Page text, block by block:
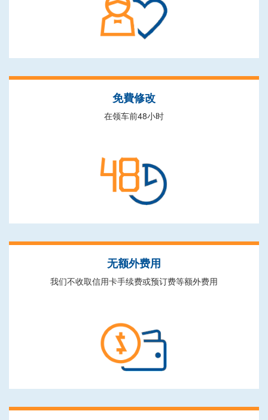
免費修改
在领车前48小时
无额外费用
我们不收取信用卡手续费或预订费等额外费用